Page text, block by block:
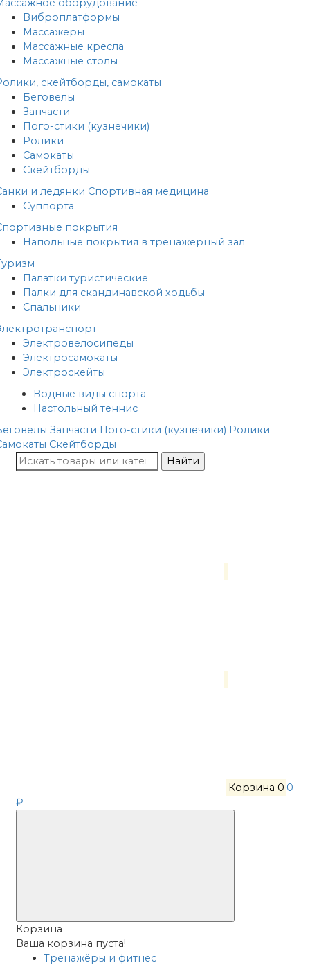
оборудование
Виброплатформы
Массажеры
Массажные кресла
Массажные столы
скейтборды, самокаты
Беговелы
Запчасти
Пого-стики (кузнечики)
Ролики
Самокаты
Скейтборды
и ледянки Спортивная медицина
Суппорта
покрытия
Напольные покрытия в тренажерный зал
Палатки туристические
Палки для скандинавской ходьбы
Спальники
Электровелосипеды
Электросамокаты
Электроскейты
Водные виды спорта
Настольный теннис
Запчасти Пого-стики (кузнечики) Ролики
Скейтборды
Найти
Корзина 0 0
₽
Корзина
Ваша корзина пуста!
Тренажёры и фитнес